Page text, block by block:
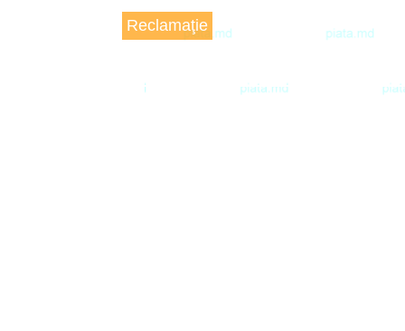
Reclamaţie